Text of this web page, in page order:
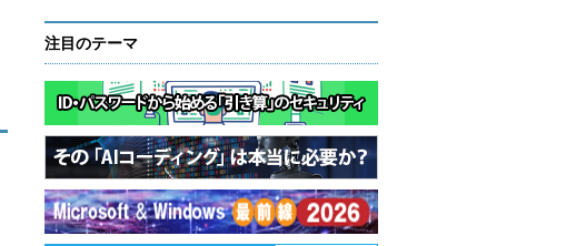
注目のテーマ